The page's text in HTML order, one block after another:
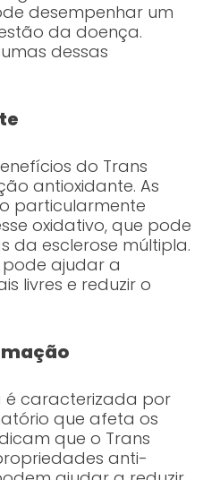
desempenhar um
da doença.
dessas
do Trans
antioxidante. As
particularmente
oxidativo, que pode
da esclerose múltipla.
pode ajudar a
livres e reduzir o
é caracterizada por
que afeta os
que o Trans
anti-